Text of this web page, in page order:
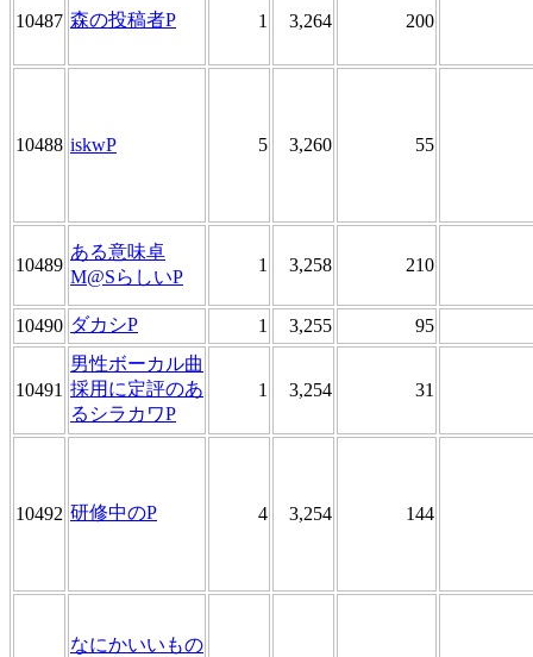
10487 森の投稿者P 1 3,264 200
10488 iskwP 5 3,260 55
10489
ある意味卓
M@SらしいP
1 3,258 210
10490 ダカシP 1 3,255 95
10491
男性ボーカル曲
採用に定評のあ
るシラカワP
1 3,254 31
10492 研修中のP 4 3,254 144
なにかいいもの